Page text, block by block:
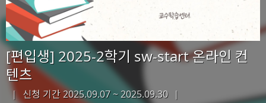
[편입생] 2025-2학기 sw-start 온라인 컨
텐츠
| 신청 기간 2025.09.07 ~ 2025.09.30 |